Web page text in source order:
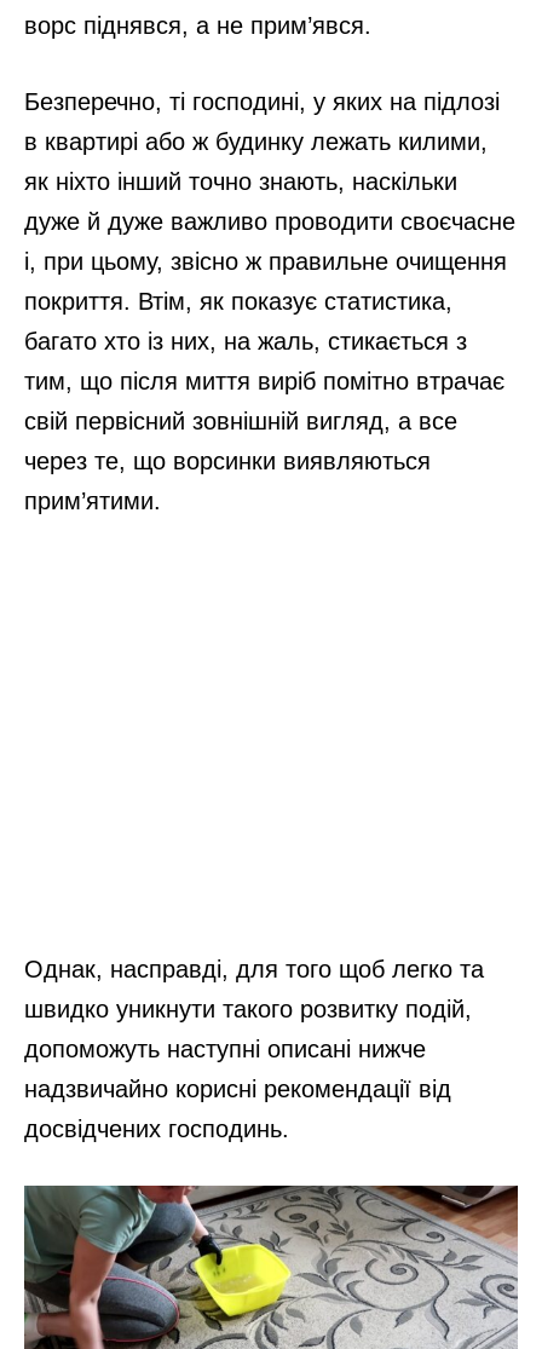
ворс піднявся, а не прим’явся.
Безперечно, ті господині, у яких на підлозі
в квартирі або ж будинку лежать килими,
як ніхто інший точно знають, наскільки
дуже й дуже важливо проводити своєчасне
і, при цьому, звісно ж правильне очищення
покриття. Втім, як показує статистика,
багато хто із них, на жаль, стикається з
тим, що після миття виріб помітно втрачає
свій первісний зовнішній вигляд, а все
через те, що ворсинки виявляються
прим’ятими.
Однак, насправді, для того щоб легко та
швидко уникнути такого розвитку подій,
допоможуть наступні описані нижче
надзвичайно корисні рекомендації від
досвідчених господинь.